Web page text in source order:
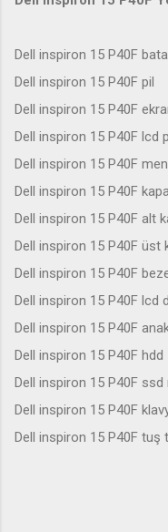
Dell inspiron 15 P40F
Dell inspiron 15 P40F pil
Dell inspiron 15 P40F
Dell inspiron 15 P40F lcd
Dell inspiron 15 P40F
Dell inspiron 15 P40F
Dell inspiron 15 P40F alt
Dell inspiron 15 P40F üst
Dell inspiron 15 P40F
Dell inspiron 15 P40F lcd
Dell inspiron 15 P40F
Dell inspiron 15 P40F hdd
Dell inspiron 15 P40F
Dell inspiron 15 P40F
Dell inspiron 15 P40F tuş